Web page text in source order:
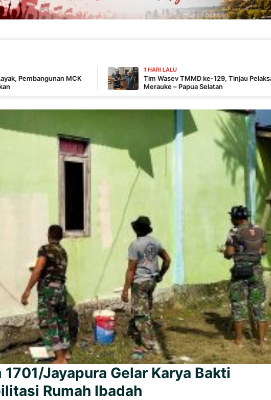
1 HARI LALU
Tim Wasev TMMD ke-129, Tinjau Pelaksanaan Program Di
Merauke – Papua Selatan
Jayapura Gelar Karya Bakti
Rumah Ibadah